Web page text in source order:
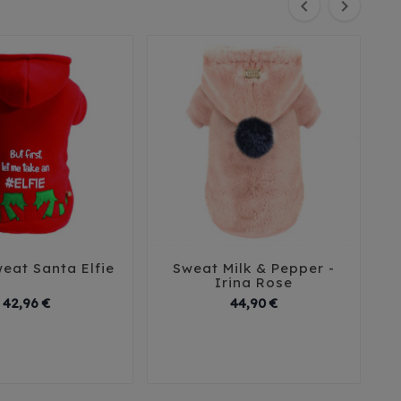
 
Santa Elfie
42,96 €Prix
  
Sweat Milk & Pepper -
Irina Rose
44,90 €Prix